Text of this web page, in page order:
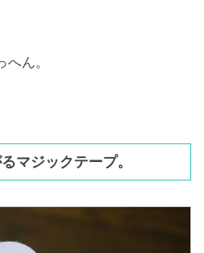
ん。
マジックテープ。